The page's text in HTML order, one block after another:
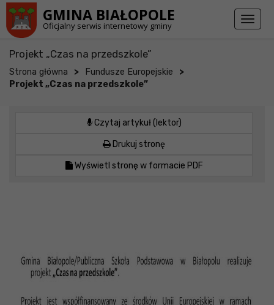
GMINA BIAŁOPOLE
Oficjalny serwis internetowy gminy
Toggle
Projekt „Czas na przedszkole”
Strona główna > Fundusze Europejskie >
Projekt „Czas na przedszkole”
Czytaj artykuł (lektor)
Drukuj stronę
Wyświetl stronę w formacie PDF